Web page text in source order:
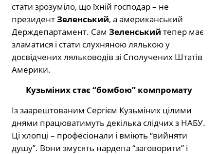
стати зрозуміло, що їхній господар – не
президентЗеленський, а американський
Держдепартамент. Сам Зеленський тепер має
зламатися і стати слухняною лялькою у
досвідчених ляльководів зі Сполучених Штатів
Америки.
Кузьміних стає “бомбою” компромату
Із заарештованим Сергієм Кузьміних цілими
днями працюватимуть декілька слідчих з НАБУ.
Ці хлопці – професіонали і вміють “вийняти
душу”. Вони змусять нардепа “заговорити” і